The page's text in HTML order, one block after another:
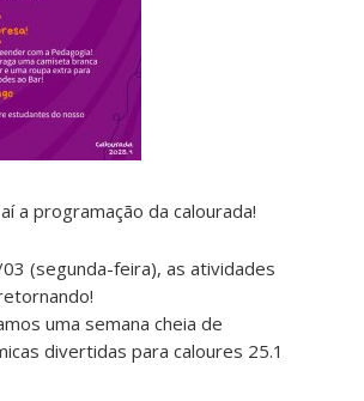
a programação da calourada!
(segunda-feira), as atividades
uma semana cheia de
divertidas para caloures 25.1